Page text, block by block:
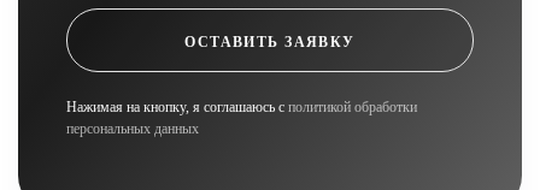
ОСТАВИТЬ ЗАЯВКУ
Нажимая на кнопку, я соглашаюсь с политикой обработки
персональных данных